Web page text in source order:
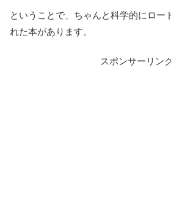
ということで、ちゃんと科学的にロー
れた本があります。
スポンサーリン